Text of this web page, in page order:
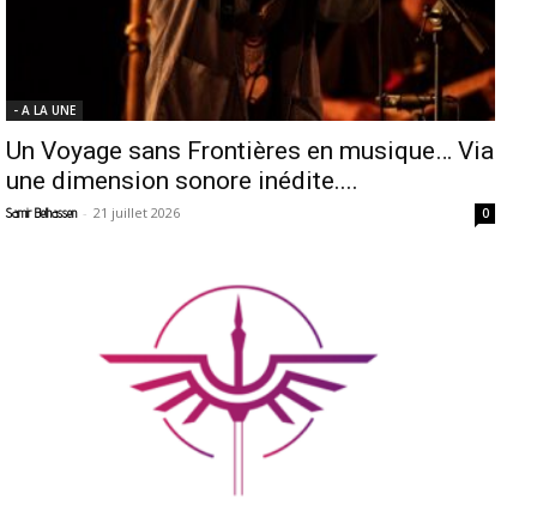
- A LA UNE
Un Voyage sans Frontières en musique… Via
une dimension sonore inédite....
Samir Belhassen - 21 juillet 2026 0